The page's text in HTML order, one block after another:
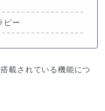
ピー
載されている機能につ